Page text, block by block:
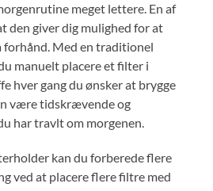
meget lettere. En af
den giver dig mulighed for at
forhånd. Med en traditionel
manuelt placere et filter i
hver gang du ønsker at brygge
være tidskrævende og
har travlt om morgenen.
kan du forberede flere
ved at placere flere filtre med